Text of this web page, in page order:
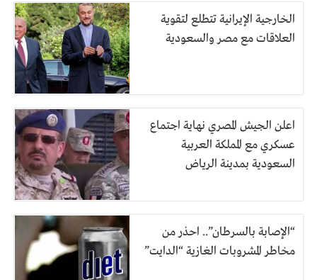
الخارجية الإيرانية تتطلع لتقوية
العلاقات مع مصر والسعودية
اعلن الجيش المصري نهاية اجتماع
عسكري مع المملكة العربية
السعودية بمدينة الرياض
“الإصابة بالسرطان”.. احذر من
مخاطر المشروبات الغازية “الدايت”